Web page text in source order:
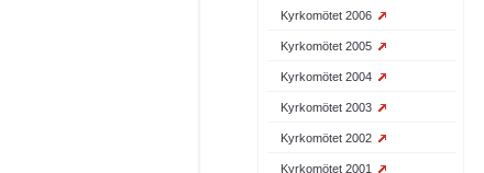
Kyrkomötet 2006
Kyrkomötet 2005
Kyrkomötet 2004
Kyrkomötet 2003
Kyrkomötet 2002
Kyrkomötet 2001